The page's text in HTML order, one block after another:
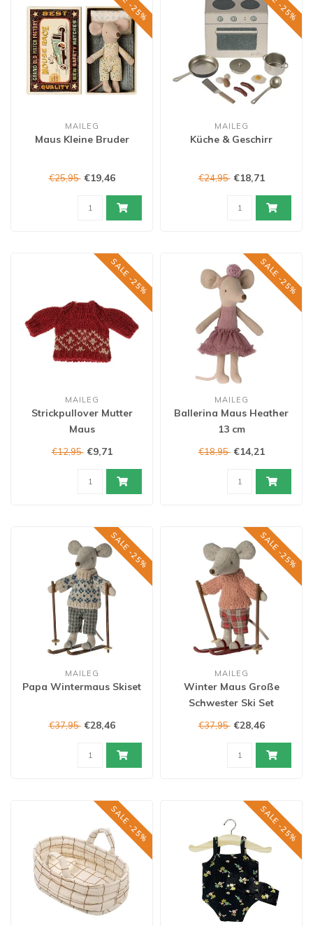
MAILEG
Maus Kleine Bruder
€25,95 €19,46
MAILEG
Küche & Geschirr
€24,95 €18,71
SALE -25%
MAILEG
Strickpullover Mutter
Maus
€12,95 €9,71
SALE -25%
MAILEG
Ballerina Maus Heather
13 cm
€18,95 €14,21
SALE -25%
MAILEG
Papa Wintermaus Skiset
€37,95 €28,46
SALE -25%
MAILEG
Winter Maus Große
Schwester Ski Set
€37,95 €28,46
SALE -25% SALE -25%